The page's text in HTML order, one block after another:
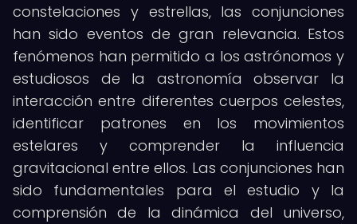
constelaciones y estrellas, las conjunciones
han sido eventos de gran relevancia. Estos
fenómenos han permitido a los astrónomos y
estudiosos de la astronomía observar la
interacción entre diferentes cuerpos celestes,
identificar patrones en los movimientos
estelares y comprender la influencia
gravitacional entre ellos. Las conjunciones han
sido fundamentales para el estudio y la
comprensión de la dinámica del universo,